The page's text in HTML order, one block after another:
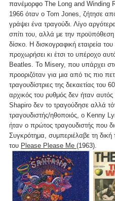
πανέμορφο The Long and Winding
1966 όταν ο Tom Jones, ζήτησε
γράψει ένα τραγούδι. Λίγο
σπίτι του, αλλά με την
δίσκο. Η δισκογραφική εταιρεία
προχωρήσει κι έτσι το υπέροχο
Beatles. To Misery, που υπάρχει
προοριζόταν για μια από τις πιο
τραγουδίστριες της δεκαετίας
αρχικός του ρυθμός δεν ήταν
Shapiro δεν το τραγούδησε αλλά
τραγουδιστής/ηθοποιός, ο Kenny
ήταν ο πρώτος τραγουδιστής που
Συγκρότημα, συμπεριέλαβε τη
του Please Please Me (1963).